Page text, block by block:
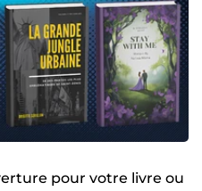
pour votre livre ou